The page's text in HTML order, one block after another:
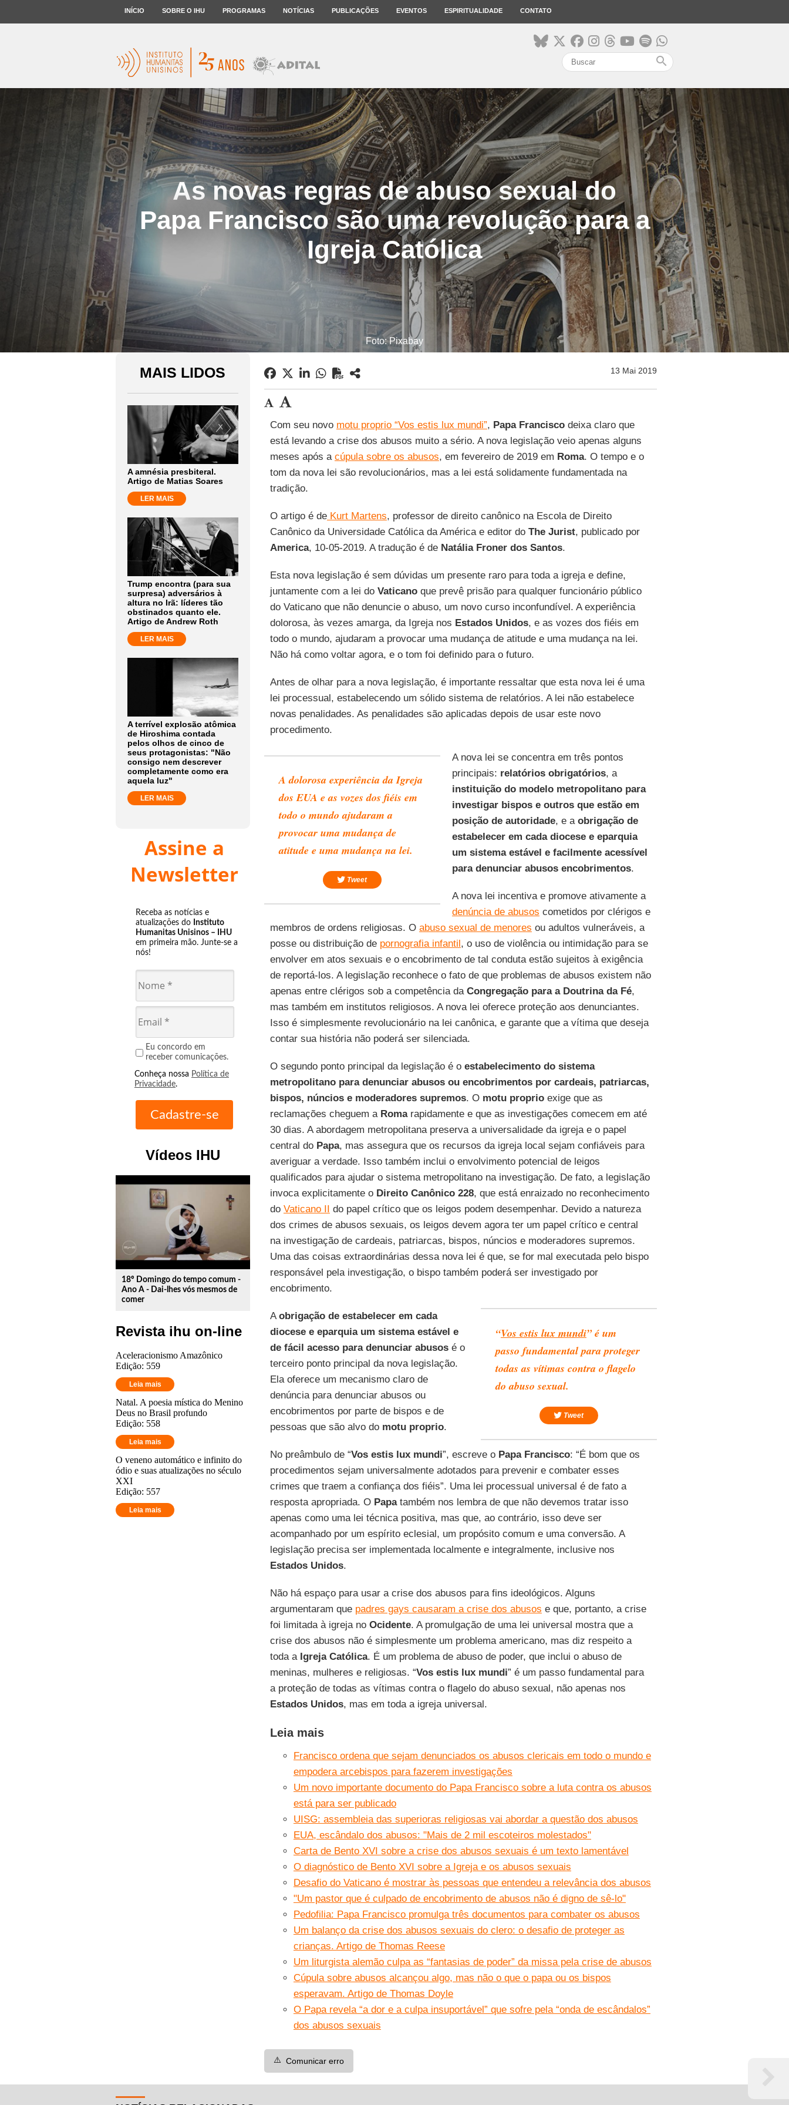
INÍCIO SOBRE O IHU PROGRAMAS NOTÍCIAS PUBLICAÇÕES EVENTOS ESPIRITUALIDADE CONTATO
search
As novas regras de abuso sexual do
Papa Francisco são uma revolução para a
Igreja Católica
Foto: Pixabay
MAIS LIDOS
A amnésia presbiteral.
Artigo de Matias Soares
LER MAIS
Trump encontra (para sua
surpresa) adversários à
altura no Irã: líderes tão
obstinados quanto ele.
Artigo de Andrew Roth
LER MAIS
A terrível explosão atômica
de Hiroshima contada
pelos olhos de cinco de
seus protagonistas: "Não
consigo nem descrever
completamente como era
aquela luz"
LER MAIS
Assine a
Newsletter
Receba as notícias e
atualizações do Instituto
Humanitas Unisinos – IHU
em primeira mão. Junte-se a
nós!
Eu concordo em
receber comunicações.
Conheça nossa Política de
Privacidade.
Vídeos IHU
play_circle_outline
18º Domingo do tempo comum -
Ano A - Dai-lhes vós mesmos de
comer
Revista ihu on-line
Aceleracionismo Amazônico
Edição: 559
Leia mais
Natal. A poesia mística do Menino
Deus no Brasil profundo
Edição: 558
Leia mais
O veneno automático e infinito do
ódio e suas atualizações no século
XXI
Edição: 557
Leia mais
13 Mai 2019
Com seu novo motu proprio “Vos estis lux mundi”, Papa Franciscodeixa claro que
está levando a crise dos abusos muito a sério. A nova legislação veio apenas alguns
meses após a cúpula sobre os abusos, em fevereiro de 2019 em Roma. O tempo e o
tom da nova lei são revolucionários, mas a lei está solidamente fundamentada na
tradição.
O artigo é deKurt Martens, professor de direito canônico na Escola de Direito
Canônico da Universidade Católica da América e editor doThe Jurist, publicado por
America, 10-05-2019. A tradução é deNatália Froner dos Santos.
Esta nova legislação é sem dúvidas um presente raro para toda a igreja e define,
juntamente com a lei do Vaticanoque prevê prisão para qualquer funcionário público
do Vaticano que não denuncie o abuso, um novo curso inconfundível. A experiência
dolorosa, às vezes amarga, da Igreja nos Estados Unidos, e as vozes dos fiéis em
todo o mundo, ajudaram a provocar uma mudança de atitude e uma mudança na lei.
Não há como voltar agora, e o tom foi definido para o futuro.
Antes de olhar para a nova legislação, é importante ressaltar que esta nova lei é uma
lei processual, estabelecendo um sólido sistema de relatórios. A lei não estabelece
novas penalidades. As penalidades são aplicadas depois de usar este novo
procedimento.
A dolorosa experiência da Igreja
dosEUA e as vozes dos fiéis em
todo o mundo ajudaram a
provocar uma mudança de
atitude e uma mudança na lei.
Tweet
A nova lei se concentra em três pontos
principais: relatórios obrigatórios, a
instituição do modelo metropolitano para
investigar bispos e outros que estão em
posição de autoridade, e a obrigação de
estabelecer em cada diocese e eparquia
um sistema estável e facilmente acessível
para denunciar abusos encobrimentos.
A nova lei incentiva e promove ativamente a
denúncia de abusos cometidos por clérigos e
membros de ordens religiosas. O abuso sexual de menores ou adultos vulneráveis, a
posse ou distribuição de pornografia infantil, o uso de violência ou intimidação para se
envolver em atos sexuais e o encobrimento de tal conduta estão sujeitos à exigência
de reportá-los. A legislação reconhece o fato de que problemas de abusos existem não
apenas entre clérigos sob a competência da Congregação para a Doutrina da Fé,
mas também em institutos religiosos. A nova lei oferece proteção aos denunciantes.
Isso é simplesmente revolucionário na lei canônica, e garante que a vítima que deseja
contar sua história não poderá ser silenciada.
O segundo ponto principal da legislação é o estabelecimento do sistema
metropolitano para denunciar abusos ou encobrimentos por cardeais, patriarcas,
bispos, núncios e moderadores supremos. O motu proprioexige que as
reclamações cheguem a Romarapidamente e que as investigações comecem em até
30 dias. A abordagem metropolitana preserva a universalidade da igreja e o papel
central do Papa, mas assegura que os recursos da igreja local sejam confiáveis para
averiguar a verdade. Isso também inclui o envolvimento potencial de leigos
qualificados para ajudar o sistema metropolitano na investigação. De fato, a legislação
invoca explicitamente o Direito Canônico 228, que está enraizado no reconhecimento
do Vaticano II do papel crítico que os leigos podem desempenhar. Devido a natureza
dos crimes de abusos sexuais, os leigos devem agora ter um papel crítico e central
na investigação de cardeais, patriarcas, bispos, núncios e moderadores supremos.
Uma das coisas extraordinárias dessa nova lei é que, se for mal executada pelo bispo
responsável pela investigação, o bispo também poderá ser investigado por
encobrimento.
“Vos estis lux mundi” é um
passo fundamental para proteger
todas as vítimas contra o flagelo
do abuso sexual.
Tweet
Aobrigação de estabelecer em cada
diocese e eparquia um sistema estável e
de fácil acesso para denunciar abusosé o
terceiro ponto principal da nova legislação.
Ela oferece um mecanismo claro de
denúncia para denunciar abusos ou
encobrimentos por parte de bispos e de
pessoas que são alvo do motu proprio.
No preâmbulo de “Vos estis lux mundi”, escreve o Papa Francisco: “É bom que os
procedimentos sejam universalmente adotados para prevenir e combater esses
crimes que traem a confiança dos fiéis”. Uma lei processual universal é de fato a
resposta apropriada. O Papatambém nos lembra de que não devemos tratar isso
apenas como uma lei técnica positiva, mas que, ao contrário, isso deve ser
acompanhado por um espírito eclesial, um propósito comum e uma conversão. A
legislação precisa ser implementada localmente e integralmente, inclusive nos
Estados Unidos.
Não há espaço para usar a crise dos abusos para fins ideológicos. Alguns
argumentaram que padres gays causaram a crise dos abusos e que, portanto, a crise
foi limitada à igreja no Ocidente. A promulgação de uma lei universal mostra que a
crise dos abusos não é simplesmente um problema americano, mas diz respeito a
toda aIgreja Católica. É um problema de abuso de poder, que inclui o abuso de
meninas, mulheres e religiosas. “Vos estis lux mundi” é um passo fundamental para
a proteção de todas as vítimas contra o flagelo do abuso sexual, não apenas nos
Estados Unidos, mas em toda a igreja universal.
Leia mais
Francisco ordena que sejam denunciados os abusos clericais em todo o mundo e
empodera arcebispos para fazerem investigações
Um novo importante documento do Papa Francisco sobre a luta contra os abusos
está para ser publicado
UISG: assembleia das superioras religiosas vai abordar a questão dos abusos
EUA, escândalo dos abusos: "Mais de 2 mil escoteiros molestados"
Carta de Bento XVI sobre a crise dos abusos sexuais é um texto lamentável
O diagnóstico de Bento XVI sobre a Igreja e os abusos sexuais
Desafio do Vaticano é mostrar às pessoas que entendeu a relevância dos abusos
"Um pastor que é culpado de encobrimento de abusos não é digno de sê-lo"
Pedofilia: Papa Francisco promulga três documentos para combater os abusos
Um balanço da crise dos abusos sexuais do clero: o desafio de proteger as
crianças. Artigo de Thomas Reese
Um liturgista alemão culpa as “fantasias de poder” da missa pela crise de abusos
Cúpula sobre abusos alcançou algo, mas não o que o papa ou os bispos
esperavam. Artigo de Thomas Doyle
O Papa revela “a dor e a culpa insuportável” que sofre pela “onda de escândalos”
dos abusos sexuais
⚠️ Comunicar erro